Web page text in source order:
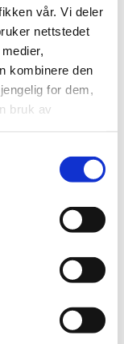
vår. Vi deler
nettstedet
kombinere den
for dem,
bruk av
passengers
Lights